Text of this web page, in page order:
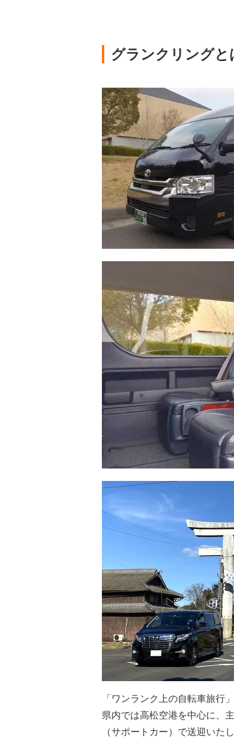
グランクリングと
「ワンランク上の自転車旅行
県内では高松空港を中心に、
（サポートカー）で送迎いた